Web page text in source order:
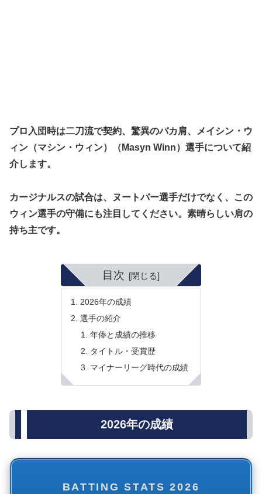
プロ入団時は二刀流で契約、驚異のバカ肩、メイシン・ウ
ィン（マシン・ウィン）（Masyn Winn）選手について紹
介します。
カージナルスの試合は、ヌートバー選手だけでなく、この
ウィン選手の守備にも注目してください。素晴らしい肩の
持ち主です。
目次
2026年の成績
選手の紹介
年俸と成績の推移
タイトル・受賞歴
マイナーリーグ時代の成績
2026年の成績
BATTING STATS 2026